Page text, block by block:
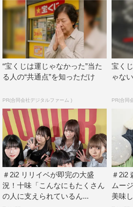
“宝くじは運じゃなかった”当た
る人の“共通点”を知っただけ
PR(合同会社デジタルファーム )
宝く
ゃな
PR(合同
＃2i2 リリイベが即完の大盛
況！十味「こんなにもたくさん
の人に支えられているん...
＃2i2
ムー
美味